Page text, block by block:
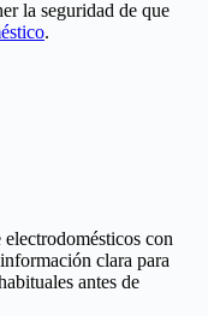
la seguridad de que
.
con
clara para
antes de